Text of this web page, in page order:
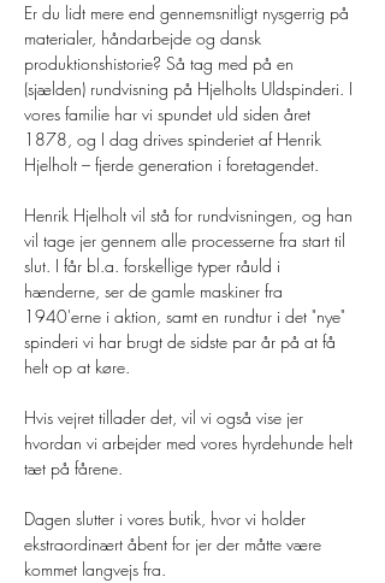
Er du lidt mere end gennemsnitligt nysgerrig på
materialer, håndarbejde og dansk
produktionshistorie? Så tag med på en
(sjælden) rundvisning på Hjelholts Uldspinderi. I
vores familie har vi spundet uld siden året
1878, og I dag drives spinderiet af Henrik
Hjelholt – fjerde generation i foretagendet.
Henrik Hjelholt vil stå for rundvisningen, og han
vil tage jer gennem alle processerne fra start til
slut. I får bl.a. forskellige typer råuld i
hænderne, ser de gamle maskiner fra
1940'erne i aktion, samt en rundtur i det "nye"
spinderi vi har brugt de sidste par år på at få
helt op at køre.
Hvis vejret tillader det, vil vi også vise jer
hvordan vi arbejder med vores hyrdehunde helt
tæt på fårene.
Dagen slutter i vores butik, hvor vi holder
ekstraordinært åbent for jer der måtte være
kommet langvejs fra.